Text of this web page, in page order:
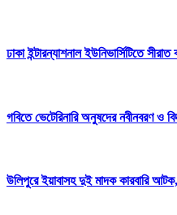
ঢাকা ইন্টারন্যাশনাল ইউনিভার্সিটিতে
গবিতে ভেটেরিনারি অনুষদের নবীনবরণ ও
উলিপুরে ইয়াবাসহ দুই মাদক কারবারি